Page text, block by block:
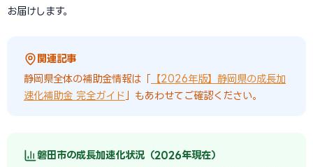
お届けします。
関連記事
静岡県全体の補助金情報は「
【2026年版】静岡県の成長加
速化補助金 完全ガイド 」もあわせてご確認ください。
磐田市の成長加速化状況（2026年現在）